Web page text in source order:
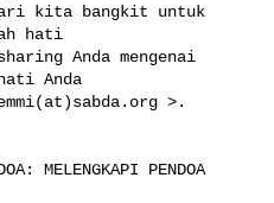
kita bangkit untuk
hati
Anda mengenai
Anda
>.
MELENGKAPI PENDOA